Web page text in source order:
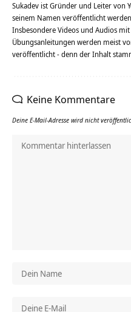
Sukadev ist Gründer und Leiter von
seinem Namen veröffentlicht
Insbesondere Videos und Audios
Übungsanleitungen werden meist
veröffentlicht - denn der Inhalt
Keine Kommentare
Deine E-Mail-Adresse wird nicht